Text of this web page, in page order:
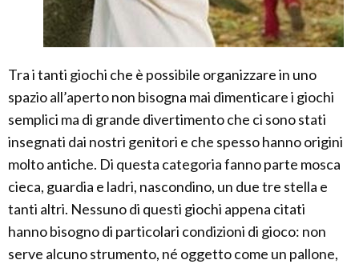
Tra i tanti giochi che è possibile organizzare in uno
spazio all’aperto non bisogna mai dimenticare i giochi
semplici ma di grande divertimento che ci sono stati
insegnati dai nostri genitori e che spesso hanno origini
molto antiche. Di questa categoria fanno parte mosca
cieca, guardia e ladri, nascondino, un due tre stella e
tanti altri. Nessuno di questi giochi appena citati
hanno bisogno di particolari condizioni di gioco: non
serve alcuno strumento, né oggetto come un pallone,